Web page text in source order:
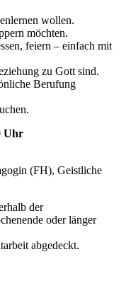
wollen.
möchten.
feiern – einfach mit
zu Gott sind.
Berufung
Uhr
(FH), Geistliche
der
oder länger
abgedeckt.